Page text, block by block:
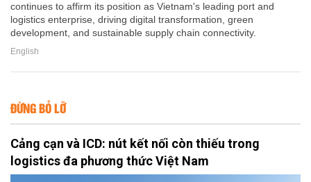
continues to affirm its position as Vietnam's leading port and
logistics enterprise, driving digital transformation, green
development, and sustainable supply chain connectivity.
English
ĐỪNG BỎ LỠ
Cảng cạn và ICD: nút kết nối còn thiếu trong
logistics đa phương thức Việt Nam